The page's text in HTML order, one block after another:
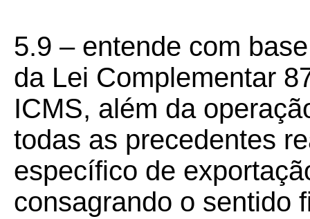
5.9 – entende com
da Lei Complementar
ICMS, além da
todas as precedentes
específico de
consagrando o sentido